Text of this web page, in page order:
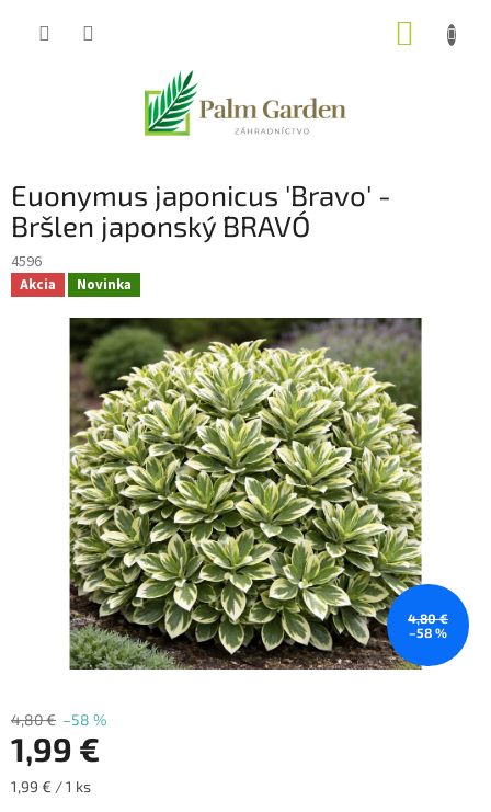
Euonymus japonicus 'Bravo' -
Bršlen japonský ´BRAVO´
4596
Akcia Novinka
4,80 €
–58 %
4,80 € –58 %
1,99 €
Jednotková
1,99 € / 1 ks